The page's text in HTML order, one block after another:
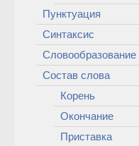
Пунктуация
Синтаксис
Словообразование
Состав слова
Корень
Окончание
Приставка